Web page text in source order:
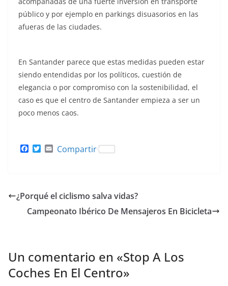
público y por ejemplo en parkings disuasorios en las
afueras de las ciudades.
En Santander parece que estas medidas pueden estar
siendo entendidas por los políticos, cuestión de
elegancia o por compromiso con la sostenibilidad, el
caso es que el centro de Santander empieza a ser un
poco menos caos.
o
k
T
r
Compartir
¿Porqué el ciclismo salva vidas?
Campeonato Ibérico De Mensajeros En Bicicleta
Un comentario en «Stop A Los
Coches En El Centro»